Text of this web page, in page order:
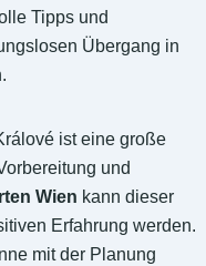
Tipps und
Übergang in
ist eine große
und
Wien kann dieser
Erfahrung werden.
mit der Planung